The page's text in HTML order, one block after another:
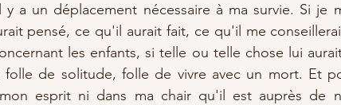
a un déplacement nécessaire à ma survie. Si je
pensé, ce qu'il aurait fait, ce qu'il me
les enfants, si telle ou telle chose lui
folle de solitude, folle de vivre avec un mort. Et
esprit ni dans ma chair qu'il est auprès de